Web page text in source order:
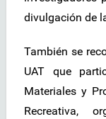
divulgación de
También se
UAT que
Materiales y
Recreativa,